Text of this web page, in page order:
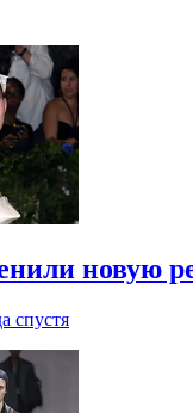
новую
спустя